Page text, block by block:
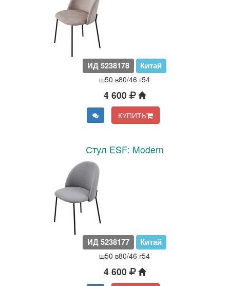
ИД 5238178 Китай
ш50 в80/46 г54
4 600
КУПИТЬ
Стул ESF: Modern
ИД 5238177 Китай
ш50 в80/46 г54
4 600